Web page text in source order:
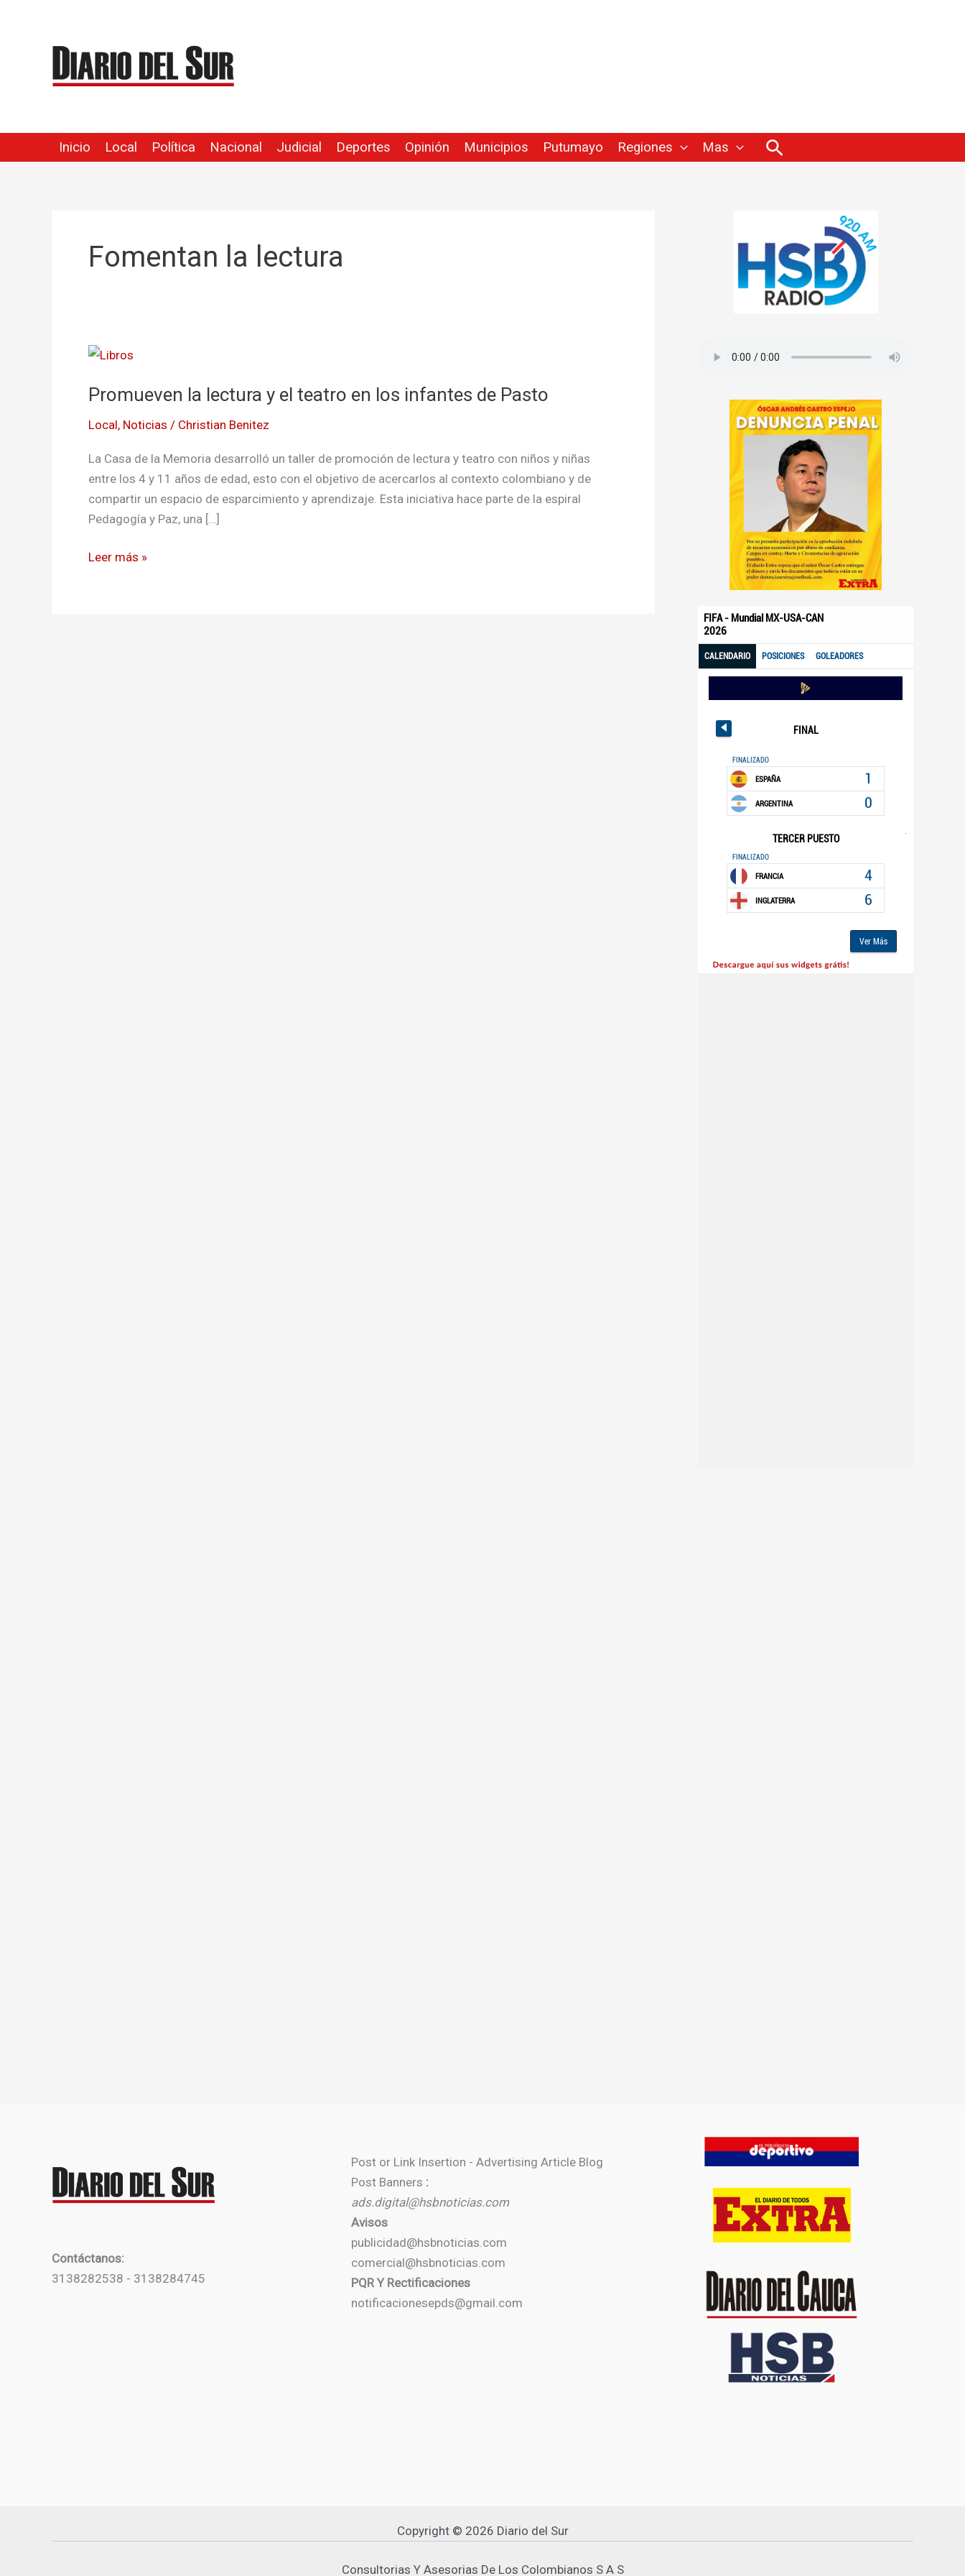
contenido
Inicio Local Política Nacional Judicial Deportes Opinión Municipios Putumayo Regiones Mas Buscar
Fomentan la lectura
Promueven la lectura y el teatro en los infantes de Pasto
Local, Noticias / Christian Benitez
La Casa de la Memoria desarrolló un taller de promoción de lectura y teatro con niños y niñas
entre los 4 y 11 años de edad, esto con el objetivo de acercarlos al contexto colombiano y de
compartir un espacio de esparcimiento y aprendizaje. Esta iniciativa hace parte de la espiral
Pedagogía y Paz, una […]
Promueven
lectura
el
teatro
en
los
infantes
Pasto
Leer más »
Contáctanos:
3138282538 - 3138284745
Post or Link Insertion - Advertising Article Blog
Post Banners :
ads.digital@hsbnoticias.com
Avisos
publicidad@hsbnoticias.com
comercial@hsbnoticias.com
PQR Y Rectificaciones
notificacionesepds@gmail.com
Copyright © 2026 Diario del Sur
Consultorias Y Asesorias De Los Colombianos S A S